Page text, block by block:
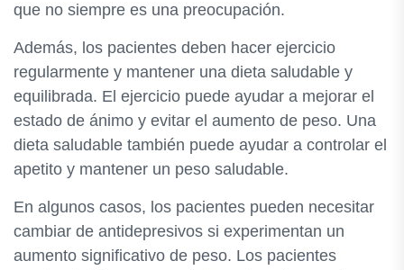
que no siempre es una preocupación.
Además, los pacientes deben hacer ejercicio
regularmente y mantener una dieta saludable y
equilibrada. El ejercicio puede ayudar a mejorar el
estado de ánimo y evitar el aumento de peso. Una
dieta saludable también puede ayudar a controlar el
apetito y mantener un peso saludable.
En algunos casos, los pacientes pueden necesitar
cambiar de antidepresivos si experimentan un
aumento significativo de peso. Los pacientes